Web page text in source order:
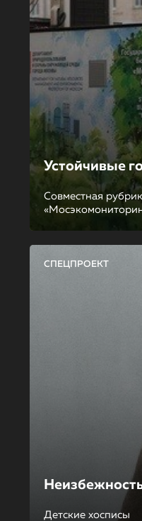
Устойчивые
Совместная
СПЕЦПРОЕКТ
Детские хосписы